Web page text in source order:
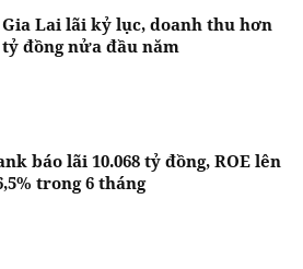
Lai lãi kỷ lục, doanh thu hơn
tỷ đồng nửa đầu năm
báo lãi 10.068 tỷ đồng, ROE lên
trong 6 tháng